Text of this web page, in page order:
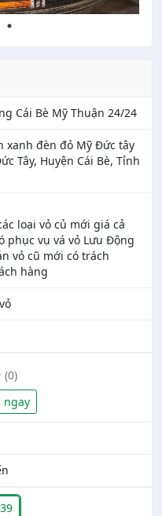
Cái Bè Mỹ Thuận 24/24
xanh đèn đỏ Mỹ Đức tây
Tây, Huyện Cái Bè, Tỉnh
loại vỏ củ mới giá cả
phục vụ vá vỏ Lưu Động
vỏ cũ mới có trách
(0)
ngay